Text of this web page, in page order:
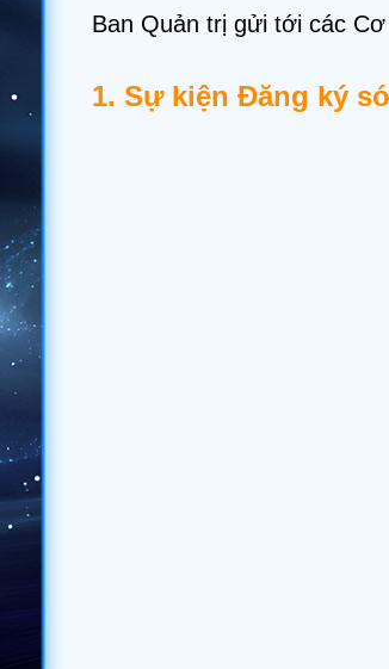
Ban Quản trị gửi tới các
1. Sự kiện Đăng ký